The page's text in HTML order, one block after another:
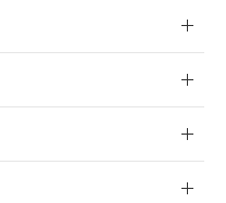
在庫切替を完了
ことがない限
愛しておりま